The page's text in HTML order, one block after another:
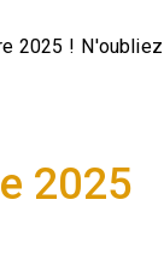
2025 !
2025